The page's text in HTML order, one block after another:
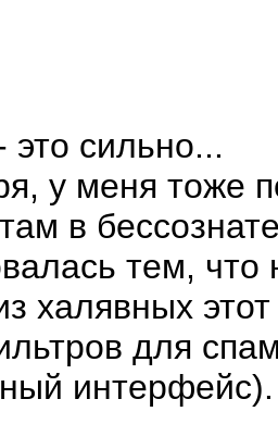
это сильно...
у меня тоже
в
тем,
халявных
для
интерфейс).